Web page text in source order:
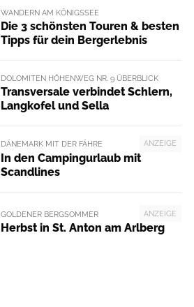
WANDERN AM KÖNIGSSEE
Die 3 schönsten Touren & besten
Tipps für dein Bergerlebnis
DOLOMITEN HÖHENWEG NR. 9 ÜBERBLICK
Transversale verbindet Schlern,
Langkofel und Sella
ANZEIGE
DÄNEMARK MIT DER FÄHRE
In den Campingurlaub mit
Scandlines
ANZEIGE
GOLDENER BERGSOMMER
Herbst in St. Anton am Arlberg